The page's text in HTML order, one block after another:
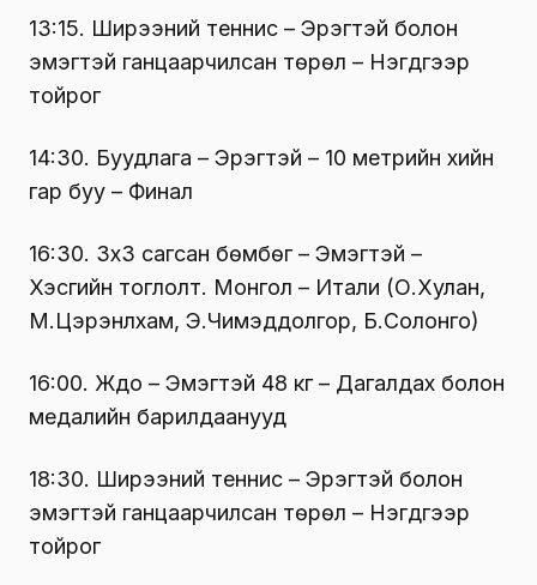
13:15. Ширээний теннис – Эрэгтэй болон
эмэгтэй ганцаарчилсан төрөл – Нэгдүгээр
тойрог
14:30. Буудлага – Эрэгтэй – 10 метрийн хийн
гар буу – Финал
16:30. 3х3 сагсан бөмбөг – Эмэгтэй –
Хэсгийн тоглолт. Монгол – Итали (О.Хулан,
М.Цэрэнлхам, Э.Чимэддолгор, Б.Солонго)
16:00. Жүдо – Эмэгтэй 48 кг – Дагалдах болон
медалийн барилдаанууд
18:30. Ширээний теннис – Эрэгтэй болон
эмэгтэй ганцаарчилсан төрөл – Нэгдүгээр
тойрог